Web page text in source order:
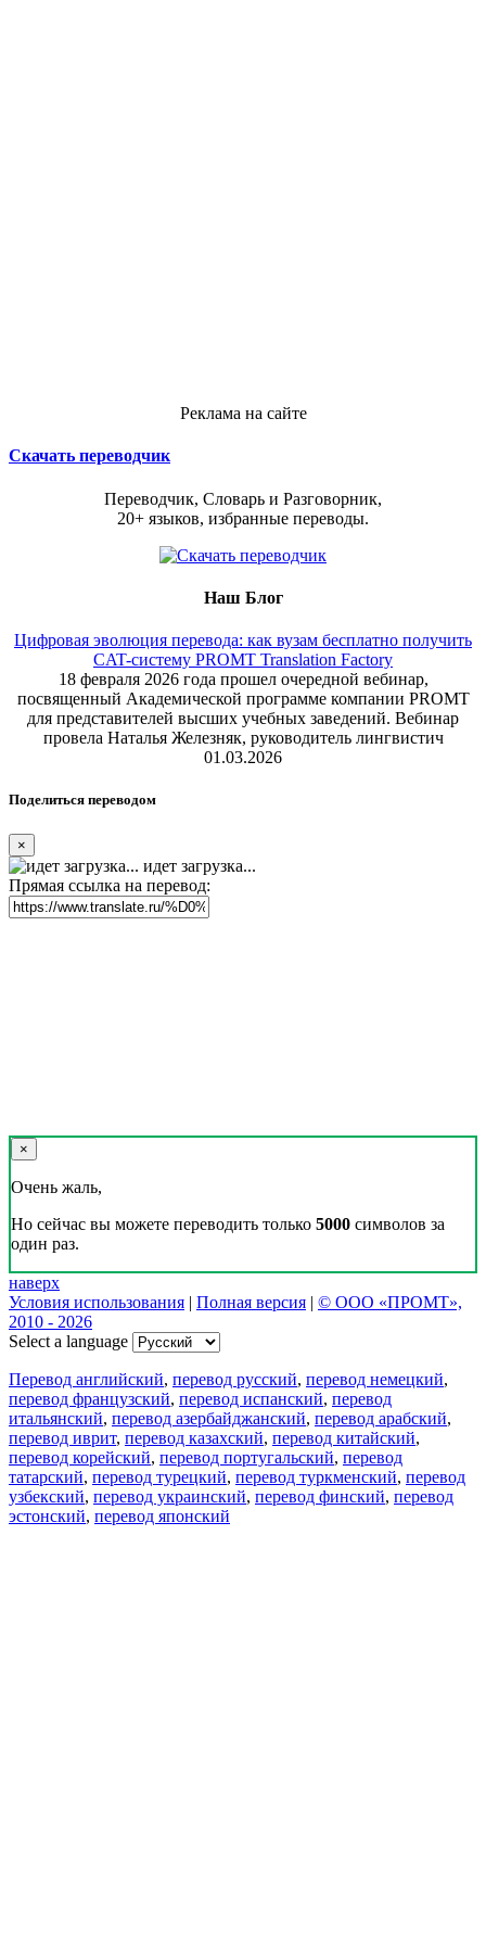
Реклама на сайте
Скачать переводчик
Переводчик, Словарь и Разговорник,
20+ языков, избранные переводы.
Наш Блог
Цифровая эволюция перевода: как вузам бесплатно получить
CAT-систему PROMT Translation Factory
18 февраля 2026 года прошел очередной вебинар,
посвященный Академической программе компании PROMT
для представителей высших учебных заведений. Вебинар
провела Наталья Железняк, руководитель лингвистич
01.03.2026
Поделиться переводом
×
идет загрузка...
Прямая ссылка на перевод:
×
Очень жаль,
Но сейчас вы можете переводить только 5000 символов за
один раз.
наверх
Условия использования | Полная версия | © ООО «ПРОМТ»,
2010 - 2026
Select a language
Перевод английский, перевод русский, перевод немецкий,
перевод французский, перевод испанский, перевод
итальянский, перевод азербайджанский, перевод арабский,
перевод иврит, перевод казахский, перевод китайский,
перевод корейский, перевод португальский, перевод
татарский, перевод турецкий, перевод туркменский, перевод
узбекский, перевод украинский, перевод финский, перевод
эстонский, перевод японский